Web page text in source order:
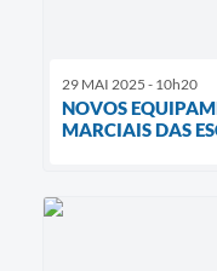
29 MAI 2025 - 10h20
NOVOS
MARCIAIS DAS